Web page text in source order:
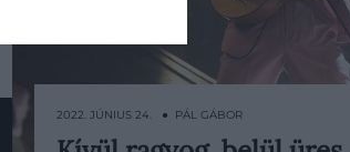
2022. JÚNIUS 24. ● PÁL GÁBOR